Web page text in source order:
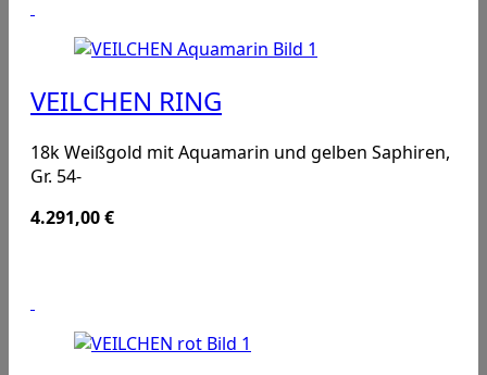
VEILCHEN RING
18k Weißgold mit Aquamarin und gelben Saphiren,
Gr. 54-
4.291,00€